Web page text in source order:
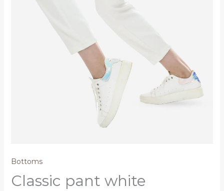
Bottoms
Classic pant white